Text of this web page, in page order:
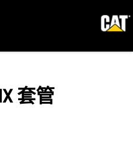
套管